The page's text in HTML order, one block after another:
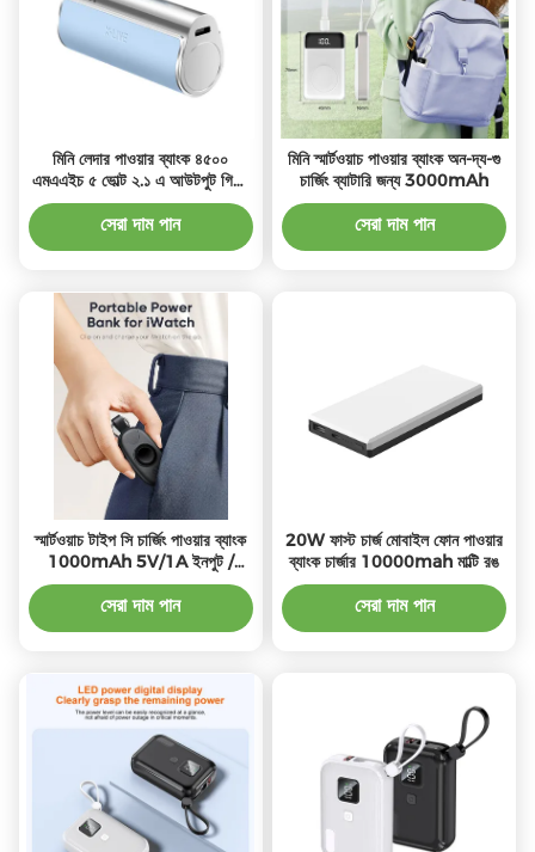
মিনি লেদার পাওয়ার ব্যাংক ৪৫০০
এমএএইচ ৫ ভোল্ট ২.১ এ আউটপুট গিফট
পাওয়ার ব্যাংক টেইল প্লাগের জন্য
সেরা দাম পান
মিনি স্মার্টওয়াচ পাওয়ার ব্যাংক অন-দ্য-গু
চার্জিং ব্যাটারি জন্য 3000mAh
সেরা দাম পান
স্মার্টওয়াচ টাইপ সি চার্জিং পাওয়ার ব্যাংক
1000mAh 5V/1A ইনপুট /
আউটপুট সহ
সেরা দাম পান
20W ফাস্ট চার্জ মোবাইল ফোন পাওয়ার
ব্যাংক চার্জার 10000mah মাল্টি রঙ
সেরা দাম পান